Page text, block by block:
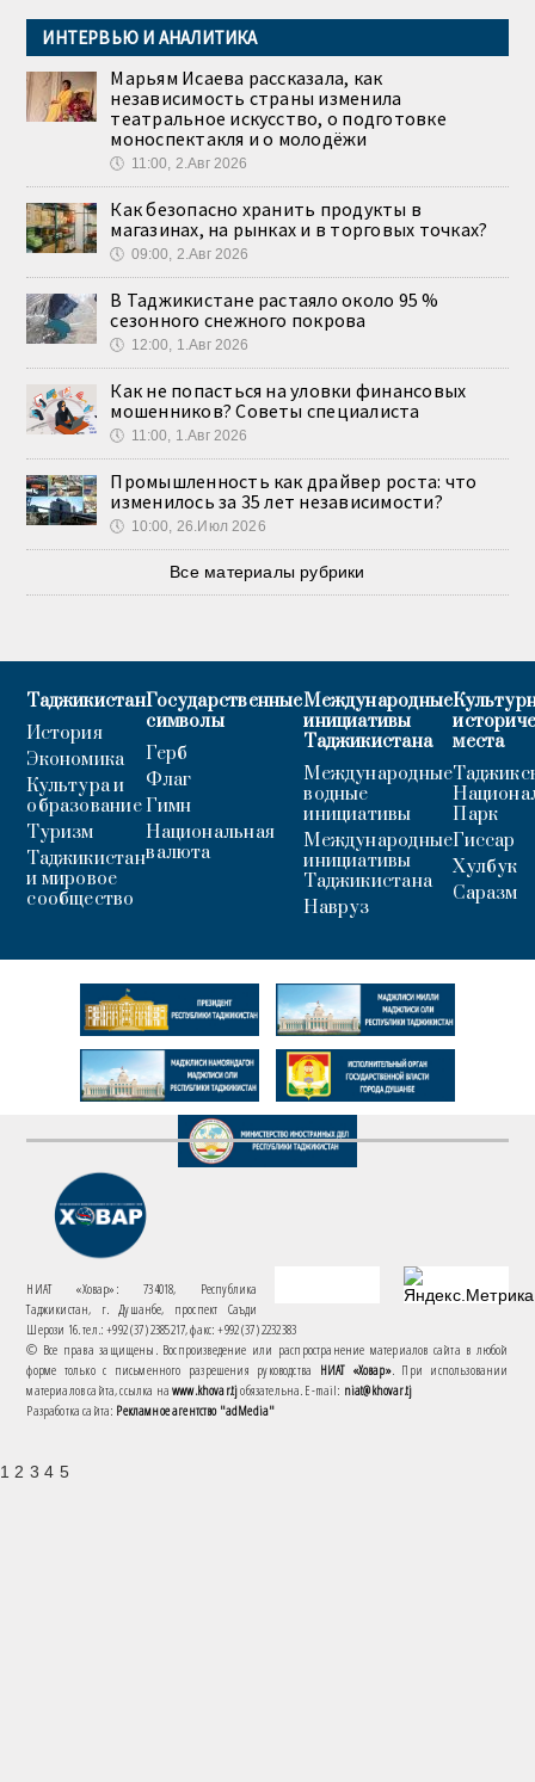
ИНТЕРВЬЮ И АНАЛИТИКА
Марьям Исаева рассказала, как
независимость страны изменила
театральное искусство, о подготовке
моноспектакля и о молодёжи
🕔 11:00, 2.Авг 2026
Как безопасно хранить продукты в
магазинах, на рынках и в торговых точках?
🕔 09:00, 2.Авг 2026
В Таджикистане растаяло около 95 %
сезонного снежного покрова
🕔 12:00, 1.Авг 2026
Как не попасться на уловки финансовых
мошенников? Советы специалиста
🕔 11:00, 1.Авг 2026
Промышленность как драйвер роста: что
изменилось за 35 лет независимости?
🕔 10:00, 26.Июл 2026
Все материалы рубрики
Таджикистан
История
Экономика
Культура и
образование
Туризм
Таджикистан
и мировое
сообщество
Государственные
символы
Герб
Флаг
Гимн
Национальная
валюта
Международные
инициативы
Таджикистана
Международные
водные
инициативы
Международные
инициативы
Таджикистана
Навруз
места
Парк
Гиссар
Хулбук
Саразм
НИАТ «Ховар»: 734018, Республика
Таджикистан, г. Душанбе, проспект Саъди
Шерози 16. тел.: +992 (37) 2385217, факс: +992 (37) 2232383
© Все права защищены. Воспроизведение или распространение материалов сайта в любой
форме только с письменного разрешения руководства НИАТ «Ховар». При использовании
материалов сайта, ссылка наwww.khovar.tjобязательна. E-mail: niat@khovar.tj
Разработка сайта: Рекламное агентство "adMedia"
1 2 3 4 5